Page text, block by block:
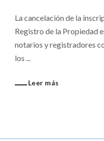
La cancelación de la
Registro de la Propiedad
notarios y registradores
los ...
Leer más